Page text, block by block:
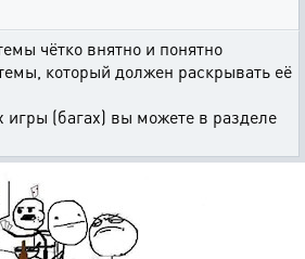
чётко внятно и понятно
который должен раскрывать её
(багах) вы можете в разделе